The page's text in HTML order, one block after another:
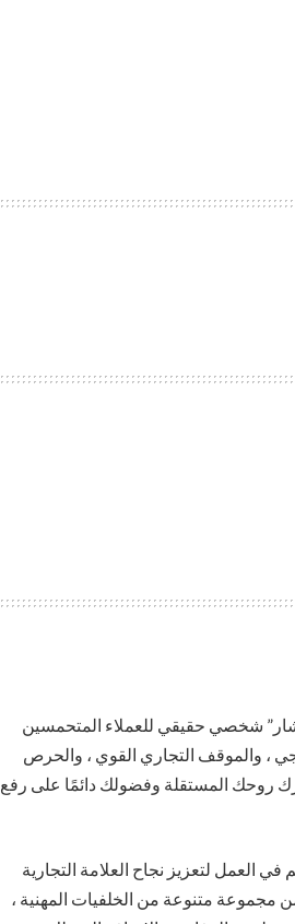
شخصي حقيقي للعملاء المتحمسين
، والموقف التجاري القوي ، والحرص
روحك المستقلة وفضولك دائمًا على رفع
العمل لتعزيز نجاح العلامة التجارية
من مجموعة متنوعة من الخلفيات المهنية ،